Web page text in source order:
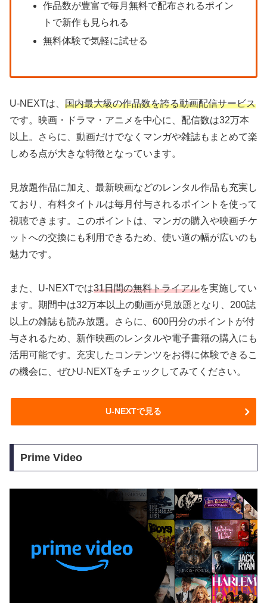
作品数が豊富で毎月無料で配布されるポイン
トで新作も見られる
無料体験で気軽に試せる
U-NEXTは、 国内最大級の作品数を誇る動画配信サービス
です。映画・ドラマ・アニメを中心に、配信数は32万本
以上。さらに、動画だけでなくマンガや雑誌もまとめて楽
しめる点が大きな特徴となっています。
見放題作品に加え、最新映画などのレンタル作品も充実し
ており、有料タイトルは毎月付与されるポイントを使って
視聴できます。このポイントは、マンガの購入や映画チケ
ットへの交換にも利用できるため、使い道の幅が広いのも
魅力です。
また、U-NEXTでは31日間の無料トライアルを実施してい
ます。期間中は32万本以上の動画が見放題となり、200誌
以上の雑誌も読み放題。さらに、600円分のポイントが付
与されるため、新作映画のレンタルや電子書籍の購入にも
活用可能です。充実したコンテンツをお得に体験できるこ
の機会に、ぜひU-NEXTをチェックしてみてください。
U-NEXTで見る
Prime Video